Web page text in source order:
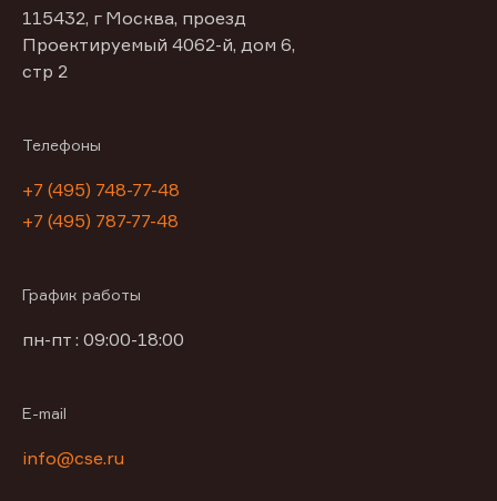
115432, г Москва, проезд
Проектируемый 4062-й, дом 6,
стр 2
Телефоны
+7 (495) 748-77-48
+7 (495) 787-77-48
График работы
пн-пт : 09:00-18:00
E-mail
info@cse.ru